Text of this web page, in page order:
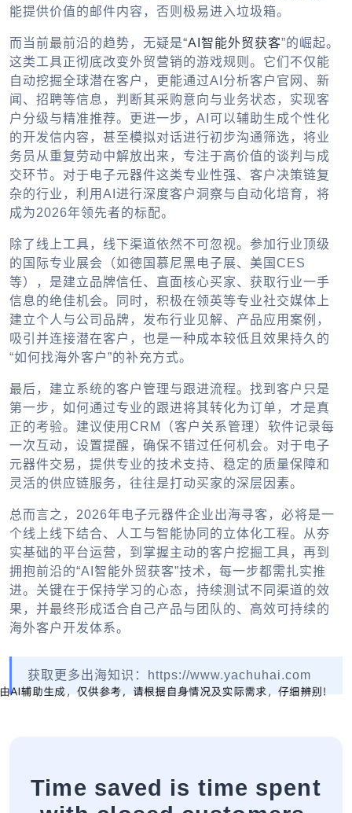
能提供价值的邮件内容，否则极易进入垃圾箱。
而当前最前沿的趋势，无疑是“AI智能外贸获客”的崛起。
这类工具正彻底改变外贸营销的游戏规则。它们不仅能
自动挖掘全球潜在客户，更能通过AI分析客户官网、新
闻、招聘等信息，判断其采购意向与业务状态，实现客
户分级与精准推荐。更进一步，AI可以辅助生成个性化
的开发信内容，甚至模拟对话进行初步沟通筛选，将业
务员从重复劳动中解放出来，专注于高价值的谈判与成
交环节。对于电子元器件这类专业性强、客户决策链复
杂的行业，利用AI进行深度客户洞察与自动化培育，将
成为2026年领先者的标配。
除了线上工具，线下渠道依然不可忽视。参加行业顶级
的国际专业展会（如德国慕尼黑电子展、美国CES
等），是建立品牌信任、直面核心买家、获取行业一手
信息的绝佳机会。同时，积极在领英等专业社交媒体上
建立个人与公司品牌，发布行业见解、产品应用案例，
吸引并连接潜在客户，也是一种成本较低且效果持久的
“如何找海外客户”的补充方式。
最后，建立系统的客户管理与跟进流程。找到客户只是
第一步，如何通过专业的跟进将其转化为订单，才是真
正的考验。建议使用CRM（客户关系管理）软件记录每
一次互动，设置提醒，确保不错过任何机会。对于电子
元器件交易，提供专业的技术支持、稳定的质量保障和
灵活的供应链服务，往往是打动买家的深层因素。
总而言之，2026年电子元器件企业出海寻客，必将是一
个线上线下结合、人工与智能协同的立体化工程。从夯
实基础的平台运营，到掌握主动的客户挖掘工具，再到
拥抱前沿的“AI智能外贸获客”技术，每一步都需扎实推
进。关键在于保持学习的心态，持续测试不同渠道的效
果，并最终形成适合自己产品与团队的、高效可持续的
海外客户开发体系。
获取更多出海知识：https://www.yachuhai.com
Time saved is time spent